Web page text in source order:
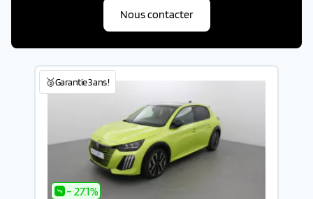
Nous contacter
🥉Garantie 3 ans !
- 27.1%